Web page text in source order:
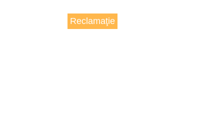
Reclamaţie